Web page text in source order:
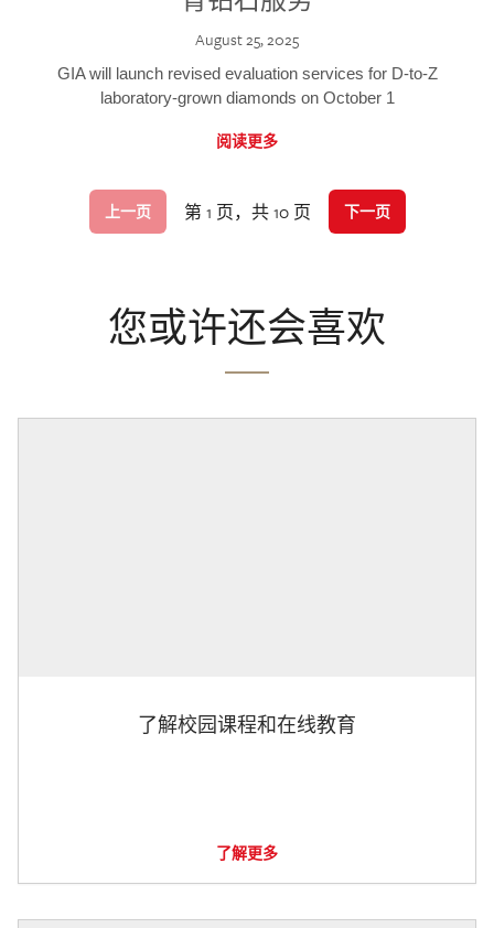
August 25, 2025
GIA will launch revised evaluation services for D-to-Z
laboratory-grown diamonds on October 1
阅读更多
上一页 第 1 页，共 10 页 下一页
您或许还会喜欢
了解校园课程和在线教育
了解更多